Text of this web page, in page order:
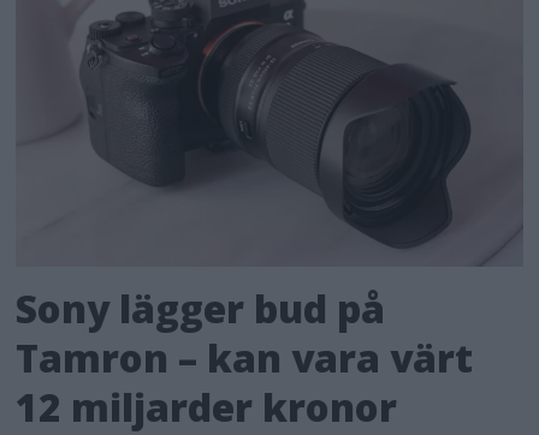
Sony lägger bud på
Tamron – kan vara värt
12 miljarder kronor